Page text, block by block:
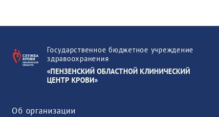
Государственное бюджетное учреждение
здравоохранения
«ПЕНЗЕНСКИЙ ОБЛАСТНОЙ КЛИНИЧЕСКИЙ
ЦЕНТР КРОВИ»
Об организации